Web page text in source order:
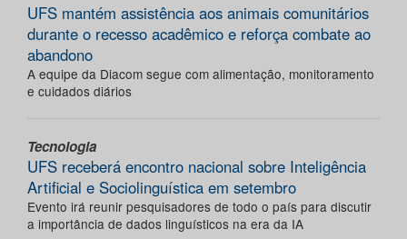
UFS mantém assistência aos animais comunitários
durante o recesso acadêmico e reforça combate ao
abandono
A equipe da Diacom segue com alimentação, monitoramento
e cuidados diários
Tecnologia
UFS receberá encontro nacional sobre Inteligência
Artificial e Sociolinguística em setembro
Evento irá reunir pesquisadores de todo o país para discutir
a importância de dados linguísticos na era da IA